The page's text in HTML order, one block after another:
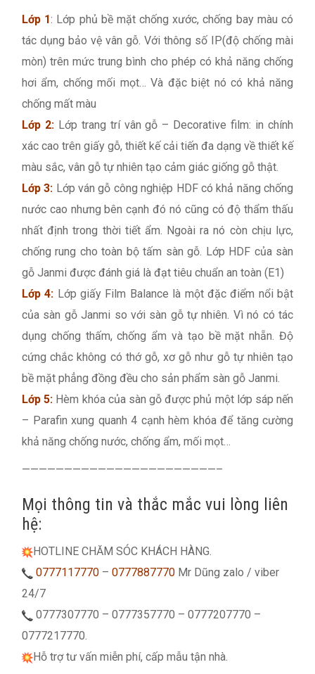
Lớp 1: Lớp phủ bề mặt chống xước, chống bay màu có
tác dụng bảo vệ vân gỗ. Với thông số IP(độ chống mài
mòn) trên mức trung bình cho phép có khả năng chống
hơi ẩm, chống mối mọt… Và đặc biệt nó có khả năng
chống mất màu
Lớp 2:Lớp trang trí vân gỗ – Decorative film: in chính
xác cao trên giấy gỗ, thiết kế cải tiến đa dạng về thiết kế
màu sắc, vân gỗ tự nhiên tạo cảm giác giống gỗ thật.
Lớp 3: Lớp ván gỗ công nghiệp HDF có khả năng chống
nước cao nhưng bên cạnh đó nó cũng có độ thẩm thấu
nhất định trong thời tiết ẩm. Ngoài ra nó còn chịu lực,
chống rung cho toàn bộ tấm sàn gỗ. Lớp HDF của sàn
gỗ Janmi được đánh giá là đạt tiêu chuẩn an toàn (E1)
Lớp 4: Lớp giấy Film Balance là một đặc điểm nổi bật
của sàn gỗ Janmi so với sàn gỗ tự nhiên. Vì nó có tác
dụng chống thấm, chống ẩm và tạo bề mặt nhẵn. Độ
cứng chắc không có thớ gỗ, xơ gỗ như gỗ tự nhiên tạo
bề mặt phẳng đồng đều cho sản phẩm sàn gỗ Janmi.
Lớp 5: Hèm khóa của sàn gỗ được phủ một lớp sáp nến
– Parafin xung quanh 4 cạnh hèm khóa để tăng cường
khả năng chống nước, chống ẩm, mối mọt…
———————————————————————–
Mọi thông tin và thắc mắc vui lòng liên
hệ:
HOTLINE CHĂM SÓC KHÁCH HÀNG.
0777117770 – 0777887770 Mr Dũng zalo / viber
24/7
0777307770 – 0777357770 – 0777207770 –
0777217770.
Hỗ trợ tư vấn miễn phí, cấp mẫu tận nhà.